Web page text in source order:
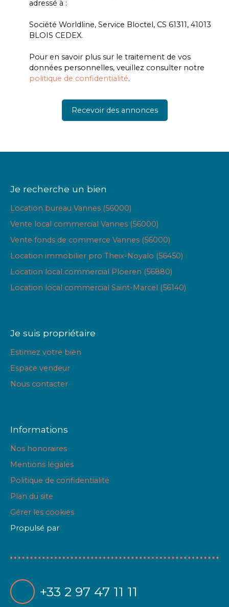
adressé à :
Société Worldline, Service Bloctel, CS 61311, 41013
BLOIS CEDEX.
Pour en savoir plus sur le traitement de vos
données personnelles, veuillez consulter notre
politique de confidentialité.
Recevoir des annonces
Je recherche un bien
Location bureau Vannes (56000)
Vente local commercial Vannes (56000)
Vente fonds de commerce Vannes (56000)
Location immobilier pro Theix-Noyalo (56450)
Location local commercial Ploeren (56880)
Location local commercial Saint-Marcel (56140)
Je suis propriétaire
Estimez votre bien
Espace vendeur
Nous contacter
Informations
Nos honoraires
Mentions légales
Politique de confidentialité
Plan du site
Gérer les cookies
Propulsé par
+33 2 97 47 11 11